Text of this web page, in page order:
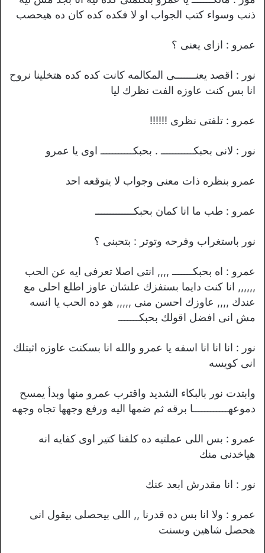
ذنب وسواء كتب الجواب او لا فكده كده كان ده هيحصب
عمرو : ازاى يعنى ؟
نور : اقصد يعنـــــــى المكالمه كانت كده كده هتخلينا نروح
انا بس كنت عاوزه الفت نظرك ليا
عمرو : تلفتى نظرى !!!!!!
نور : لانى بحبكـــــــــــ . بحبكـــــــــــ اوى يا عمرو
عمرو بنظره ذات معنى وجواب لا يتوقعه احد
عمرو : طب ما انا كمان بحبكـــــــــــــ
نور باستغراب وفرحه وتوتر : بتحبنى ؟
عمرو : اه بحبكـــــــ ,,,, انتى اصلا تعرفى ايه عن الحب
,,,,,, انا كنت دايما بستفزك علشان عاوز اطلع احلى مع
عندك ,,,, عاوزك احسن منى ,,,,, هو ده الحب يا انسه
مش انى افضل اقولك بحبكـــــــ
نور : انا انا انا اسفه يا عمرو والله انا بسكنت عاوزه اثبتلك
انى كويسه
وابتدت نور بالبكاء الشديد واقترب عمرو منها وبدأ يمسح
دموعهــــــــــــا برقه ثم ضمها اليه ورفع وجهها تجاه وجهه
عمرو : بس اللى عملتيه ده كلفنا كتير اوى كفايه انه
هياخدنى منك
نور : انا مقدرش ابعد عنك
عمرو : ولا انا بس ده قدرنا ,, اللى بيحصلى بيقول انى
هحصل شاهين وبسنت